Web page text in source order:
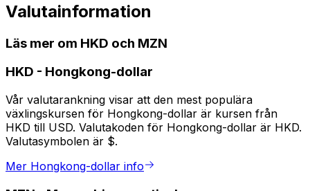
Valutainformation
Läs mer om HKD och MZN
HKD - Hongkong-dollar
Vår valutarankning visar att den mest populära
växlingskursen för Hongkong-dollar är kursen från
HKD till USD. Valutakoden för Hongkong-dollar är HKD.
Valutasymbolen är $.
Mer Hongkong-dollar info